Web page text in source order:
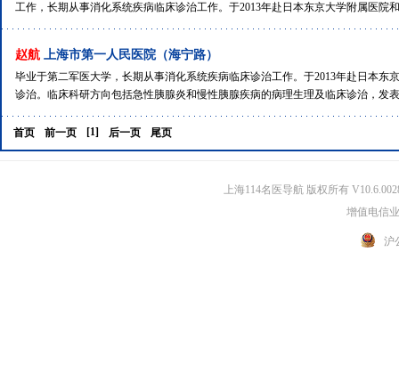
工作，长期从事消化系统疾病临床诊治工作。于2013年赴日本东京大学附属医
赵航 上海市第一人民医院（海宁路）
毕业于第二军医大学，长期从事消化系统疾病临床诊治工作。于2013年赴日本
诊治。临床科研方向包括急性胰腺炎和慢性胰腺疾病的病理生理及临床诊治，发
首页 前一页 [1] 后一页 尾页
上海114名医导航 版权所有
增值电信
沪